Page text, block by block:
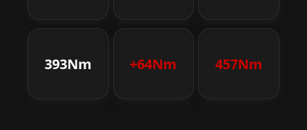
393Nm +64Nm 457Nm